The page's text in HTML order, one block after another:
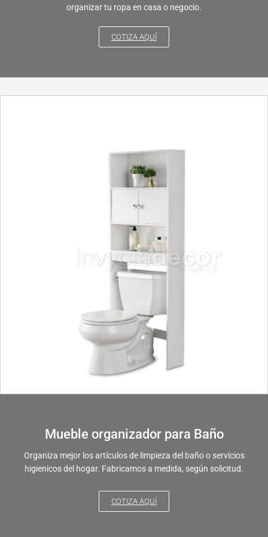
organizar tu ropa en casa o negocio.
COTIZA AQUÍ
Mueble organizador para Baño
Organiza mejor los artículos de limpieza del baño o servicios
higienicos del hogar. Fabricamos a medida, según solicitud.
COTIZA AQUÍ